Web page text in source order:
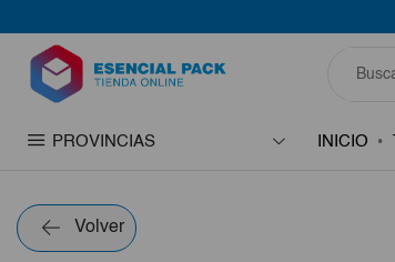
PROVINCIAS INICIO
Volver